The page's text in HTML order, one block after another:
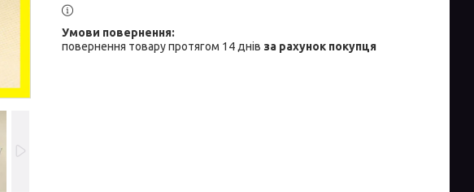
повернення товару протягом 14 днів за рахунок покупця